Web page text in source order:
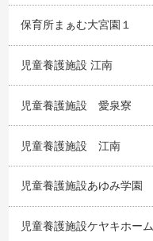
保育所まぁむ大宮園１
児童養護施設 江南
児童養護施設 愛泉寮
児童養護施設 江南
児童養護施設あゆみ学園
児童養護施設ケヤキホーム